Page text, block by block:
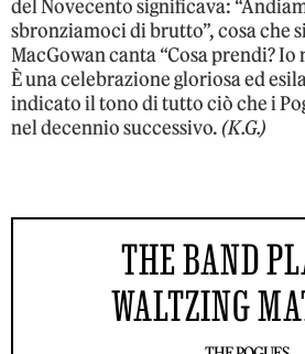
del Novecento significava:
sbronziamoci di brutto”, cosa che
MacGowan canta “Cosa prendi?
È una celebrazione gloriosa ed
indicato il tono di tutto ciò che i
nel decennio successivo.(K.G.)
THE BAND
WALTZING